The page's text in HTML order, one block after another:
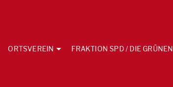
ORTSVEREIN FRAKTION SPD / DIE GRÜNEN